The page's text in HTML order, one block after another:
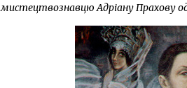
мистецтвознавцю Адріану Прахову